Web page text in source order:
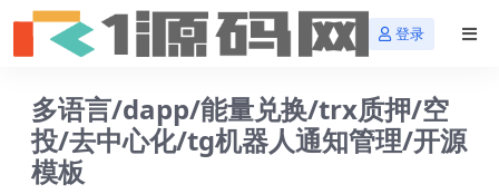
登录
多语言/dapp/能量兑换/trx质押/空
投/去中心化/tg机器人通知管理/开源
模板